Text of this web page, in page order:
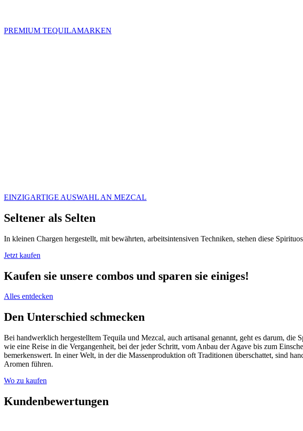
PREMIUM TEQUILAMARKEN
EINZIGARTIGE AUSWAHL AN MEZCAL
Seltener als Selten
In kleinen Chargen hergestellt, mit bewährten, arbeitsintensiven Techniken, stehen diese
Jetzt kaufen
Kaufen sie unsere combos und sparen sie einiges!
Alles entdecken
Den Unterschied schmecken
Bei handwerklich hergestelltem Tequila und Mezcal, auch artisanal genannt, geht es darum,
wie eine Reise in die Vergangenheit, bei der jeder Schritt, vom Anbau der Agave bis zum
bemerkenswert. In einer Welt, in der die Massenproduktion oft Traditionen überschattet, sind
Aromen führen.
Wo zu kaufen
Kundenbewertungen